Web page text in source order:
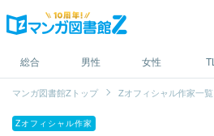
総合 男性 女性 TL
マンガ図書館Zトップ Zオフィシャル作家一覧
Zオフィシャル作家